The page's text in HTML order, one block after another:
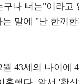
나 너는"이라
말에 "난 한끼
월 43세의 나이